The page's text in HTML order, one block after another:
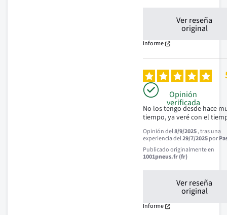
Ver reseña
original
Informe
Opinión
verificada
No los tengo desde hace
tiempo, ya veré con el
Opinión del8/9/2025, tras una
experiencia del29/7/2025por
Publicado originalmente en
1001pneus.fr (fr)
Ver reseña
original
Informe